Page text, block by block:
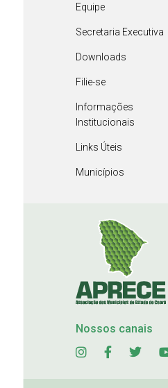
Equipe
Secretaria Executiva
Downloads
Filie-se
Informações
Institucionais
Links Úteis
Municípios
Nossos canais